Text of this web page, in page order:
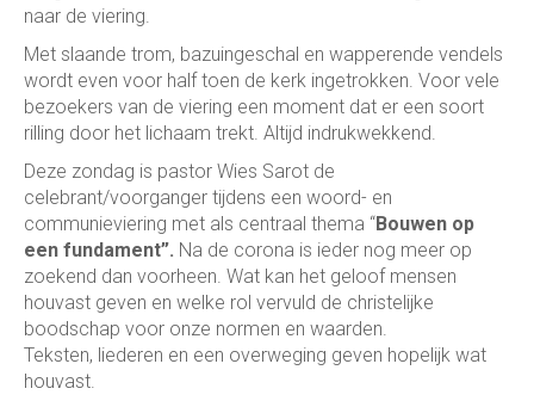
naar de viering.
Met slaande trom, bazuingeschal en wapperende vendels
wordt even voor half toen de kerk ingetrokken. Voor vele
bezoekers van de viering een moment dat er een soort
rilling door het lichaam trekt. Altijd indrukwekkend.
Deze zondag is pastor Wies Sarot de
celebrant/voorganger tijdens een woord- en
communieviering met als centraal thema “Bouwen op
een fundament”. Na de corona is ieder nog meer op
zoekend dan voorheen. Wat kan het geloof mensen
houvast geven en welke rol vervuld de christelijke
boodschap voor onze normen en waarden.
Teksten, liederen en een overweging geven hopelijk wat
houvast.